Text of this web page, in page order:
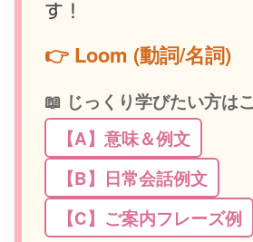
す！
👉 Loom (動詞/名詞)
📖 じっくり学びたい方は
【A】意味＆例文
【B】日常会話例文
【C】ご案内フレーズ例